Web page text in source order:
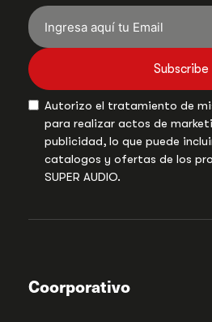
Subscribe
Autorizo el tratamiento de
para realizar actos de
publicidad, lo que puede
catalogos y ofertas de los
SUPER AUDIO.
Coorporativo